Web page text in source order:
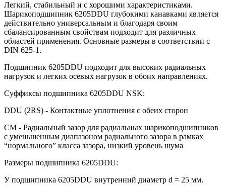
Легкий, стабильный и с хорошими характеристиками.
Шарикоподшипник 6205DDU глубокими канавками является
действительно универсальным и благодаря своим
сбалансированным свойствам подходит для различных
областей применения. Основные размеры в соответствии с
DIN 625-1.
Подшипник 6205DDU подходит для высоких радиальных
нагрузок и легких осевых нагрузок в обоих направлениях.
Суффиксы подшипника 6205DDU NSK:
DDU (2RS) - Контактные уплотнения с обеих сторон
CM - Радиальный зазор для радиальных шарикоподшипников
с уменьшенным диапазоном радиального зазора в рамках
“нормального” класса зазора, низкий уровень шума
Размеры подшипника 6205DDU:
У подшипника 6205DDU внутренний диаметр d = 25 мм.